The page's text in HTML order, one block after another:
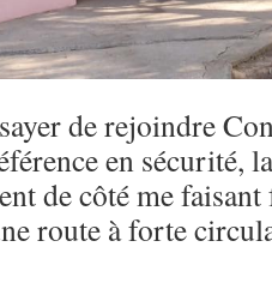
de rejoindre
en sécurité,
de côté me faisant
route à forte